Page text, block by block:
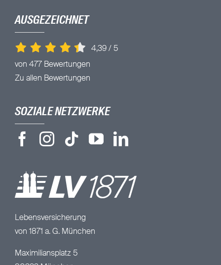
AUSGEZEICHNET
4,39/ 5
von 477 Bewertungen
Zu allen Bewertungen
SOZIALE NETZWERKE
Lebensversicherung
von 1871 a. G. München
Maximiliansplatz 5